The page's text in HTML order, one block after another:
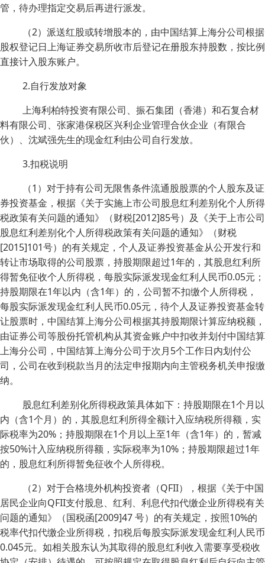
管，待办理指定交易后再进行派发。
（2）派送红股或转增股本的，由中国结算上海分公司根据
股权登记日上海证券交易所收市后登记在册股东持股数，按比例
直接计入股东账户。
2.自行发放对象
上海利柏特投资有限公司、振石集团（香港）和石复合材
料有限公司、张家港保税区兴利企业管理合伙企业（有限合
伙）、沈斌强先生的现金红利由公司自行发放。
3.扣税说明
（1）对于持有公司无限售条件流通股股票的个人股东及证
券投资基金，根据《关于实施上市公司股息红利差别化个人所得
税政策有关问题的通知》（财税[2012]85号）及《关于上市公司
股息红利差别化个人所得税政策有关问题的通知》（财税
[2015]101号）的有关规定，个人及证券投资基金从公开发行和
转让市场取得的公司股票，持股期限超过1年的，其股息红利所
得暂免征收个人所得税，每股实际派发现金红利人民币0.05元；
持股期限在1年以内（含1年）的，公司暂不扣缴个人所得税，
每股实际派发现金红利人民币0.05元，待个人及证券投资基金转
让股票时，中国结算上海分公司根据其持股期限计算应纳税额，
由证券公司等股份托管机构从其资金账户中扣收并划付中国结算
上海分公司，中国结算上海分公司于次月5个工作日内划付公
司，公司在收到税款当月的法定申报期内向主管税务机关申报缴
纳。
股息红利差别化所得税政策具体如下：持股期限在1个月以
内（含1个月）的，其股息红利所得全额计入应纳税所得额，实
际税率为20%；持股期限在1个月以上至1年（含1年）的，暂减
按50%计入应纳税所得额，实际税率为10%；持股期限超过1年
的，股息红利所得暂免征收个人所得税。
（2）对于合格境外机构投资者（QFII），根据《关于中国
居民企业向QFII支付股息、红利、利息代扣代缴企业所得税有关
问题的通知》（国税函[2009]47 号）的有关规定，按照10%的
税率代扣代缴企业所得税，扣税后每股实际派发现金红利人民币
0.045元。如相关股东认为其取得的股息红利收入需要享受税收